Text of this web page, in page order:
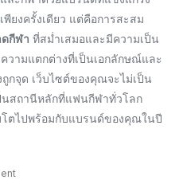
ยงครั้งเดียว แต่คือการสะสม
กีฬา ที่สม่ำเสมอและมีความเป็น
วามแตกต่างที่เป็นเอกลักษณ์และ
กจุด เว็บไซต์ของคุณจะไม่เป็น
นสถานีหลักที่แฟนกีฬาทั่วโลก
โตไปพร้อมกับแบรนด์ของคุณในปี
On